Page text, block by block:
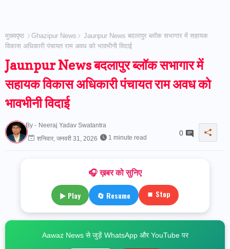
मुख्यपृष्ठ Ghazipur News
Jaunpur News बदलापुर ब्लॉक सभागार में सहायक
विकास अधिकारी पंचायत राम अवध को भावभीनी विदाई
Jaunpur News बदलापुर ब्लॉक सभागार में
सहायक विकास अधिकारी पंचायत राम अवध को
भावभीनी विदाई
By - Neeraj Yadav Swatantra
शनिवार, जनवरी 31, 2026
1 minute read
0
🎧 ख़बर को सुनिए
▶ Play 🔄 Resume ⏹ Stop
Aawaz News से जुड़ें WhatsApp और YouTube पर